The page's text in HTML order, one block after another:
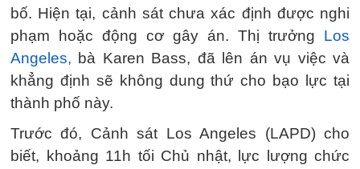
bố. Hiện tại, cảnh sát chưa xác định được nghi
phạm hoặc động cơ gây án. Thị trưởng Los
Angeles, bà Karen Bass, đã lên án vụ việc và
khẳng định sẽ không dung thứ cho bạo lực tại
thành phố này.
Trước đó, Cảnh sát Los Angeles (LAPD) cho
biết, khoảng 11h tối Chủ nhật, lực lượng chức